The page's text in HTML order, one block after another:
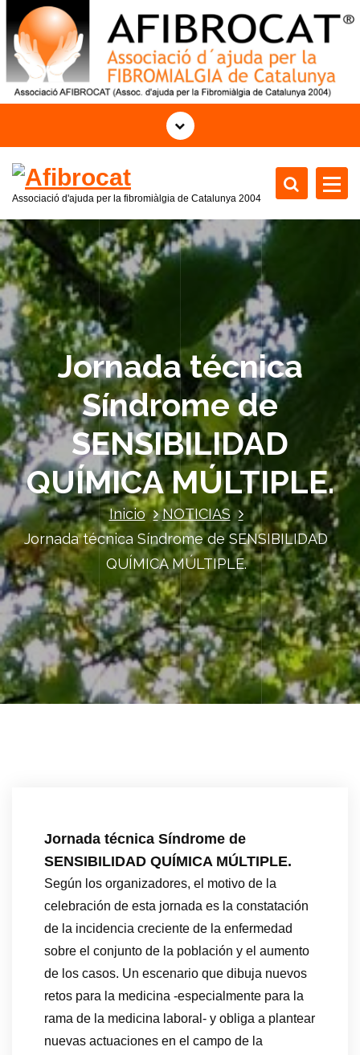
r
t
e
i
d
o
Associació d'ajuda per la fibromiàlgia de Catalunya 2004
Jornada técnica
Síndrome de
SENSIBILIDAD
QUÍMICA MÚLTIPLE.
Inicio
NOTICIAS
Jornada técnica Síndrome de SENSIBILIDAD
QUÍMICA MÚLTIPLE.
Jornada técnica Síndrome de
SENSIBILIDAD QUÍMICA MÚLTIPLE.
Según los organizadores, el motivo de la
celebración de esta jornada es la constatación
de la incidencia creciente de la enfermedad
sobre el conjunto de la población y el aumento
de los casos. Un escenario que dibuja nuevos
retos para la medicina -especialmente para la
rama de la medicina laboral- y obliga a plantear
nuevas actuaciones en el campo de la